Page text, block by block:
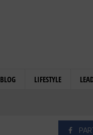
BLOG LIFESTYLE